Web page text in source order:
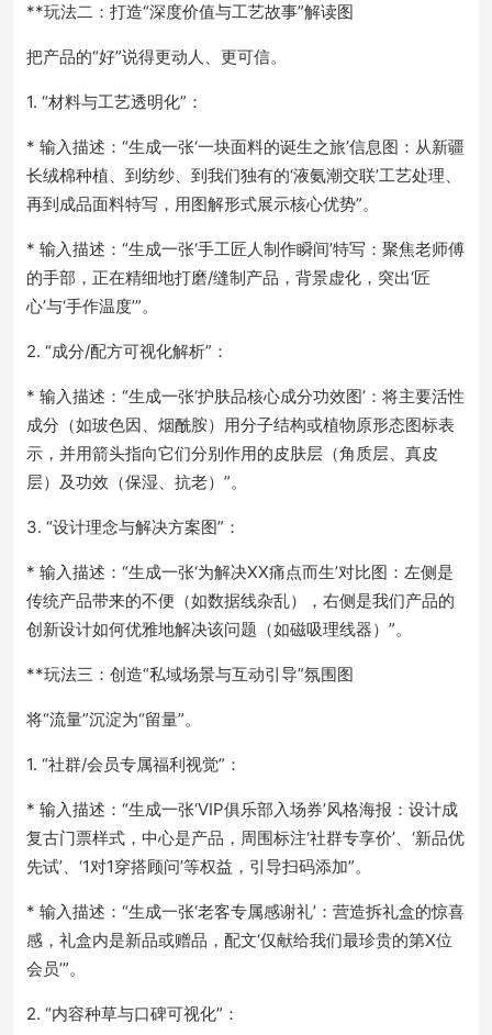
**玩法二：打造“深度价值与工艺故事”解读图
把产品的“好”说得更动人、更可信。
1. “材料与工艺透明化”：
* 输入描述：“生成一张‘一块面料的诞生之旅’信息图：从新疆
长绒棉种植、到纺纱、到我们独有的‘液氨潮交联’工艺处理、
再到成品面料特写，用图解形式展示核心优势”。
* 输入描述：“生成一张‘手工匠人制作瞬间’特写：聚焦老师傅
的手部，正在精细地打磨/缝制产品，背景虚化，突出‘匠
心’与‘手作温度’”。
2. “成分/配方可视化解析”：
* 输入描述：“生成一张‘护肤品核心成分功效图’：将主要活性
成分（如玻色因、烟酰胺）用分子结构或植物原形态图标表
示，并用箭头指向它们分别作用的皮肤层（角质层、真皮
层）及功效（保湿、抗老）”。
3. “设计理念与解决方案图”：
* 输入描述：“生成一张‘为解决XX痛点而生’对比图：左侧是
传统产品带来的不便（如数据线杂乱），右侧是我们产品的
创新设计如何优雅地解决该问题（如磁吸理线器）”。
**玩法三：创造“私域场景与互动引导”氛围图
将“流量”沉淀为“留量”。
1. “社群/会员专属福利视觉”：
* 输入描述：“生成一张‘VIP俱乐部入场券’风格海报：设计成
复古门票样式，中心是产品，周围标注‘社群专享价’、‘新品优
先试’、‘1对1穿搭顾问’等权益，引导扫码添加”。
* 输入描述：“生成一张‘老客专属感谢礼’：营造拆礼盒的惊喜
感，礼盒内是新品或赠品，配文‘仅献给我们最珍贵的第X位
会员’”。
2. “内容种草与口碑可视化”：